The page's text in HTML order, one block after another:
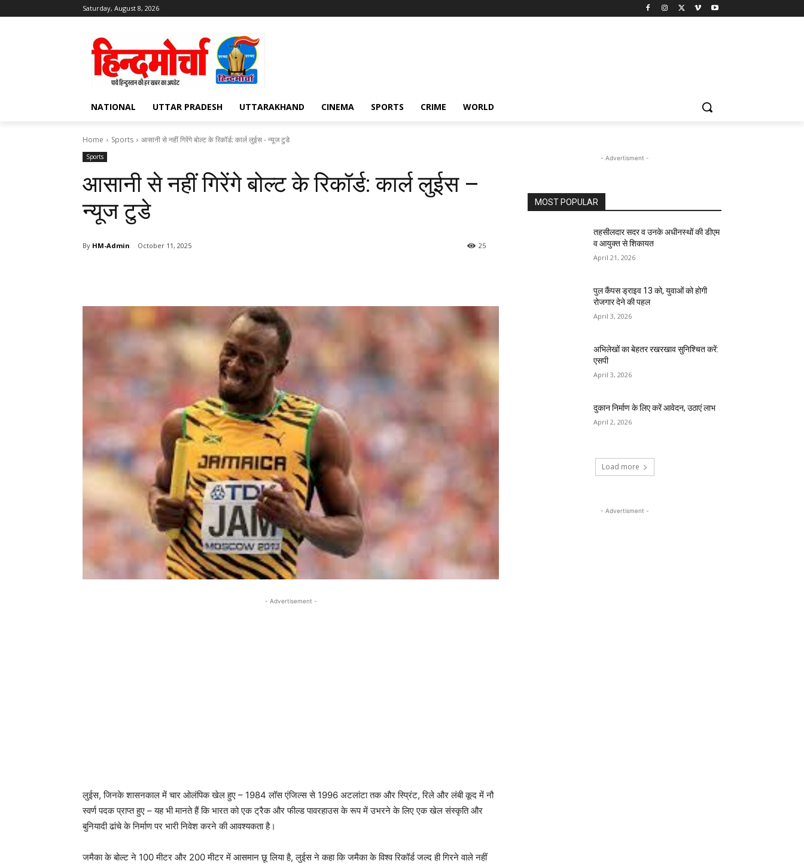
Saturday, August 8, 2026
NATIONAL UTTAR PRADESH UTTARAKHAND CINEMA SPORTS CRIME WORLD
Home Sports आसानी से नहीं गिरेंगे बोल्ट के रिकॉर्ड: कार्ल लुईस - न्यूज टुडे
Sports
आसानी से नहीं गिरेंगे बोल्ट के रिकॉर्ड: कार्ल लुईस –
न्यूज टुडे
By HM-Admin October 11, 2025 25
- Advertisement -
लुईस, जिनके शासनकाल में चार ओलंपिक खेल हुए – 1984 लॉस एंजिल्स से 1996 अटलांटा तक और स्प्रिंट, रिले और लंबी कूद में नौ
स्वर्ण पदक प्राप्त हुए – यह भी मानते हैं कि भारत को एक ट्रैक और फील्ड पावरहाउस के रूप में उभरने के लिए एक खेल संस्कृति और
बुनियादी ढांचे के निर्माण पर भारी निवेश करने की आवश्यकता है।
जमैका के बोल्ट ने 100 मीटर और 200 मीटर में आसमान छू लिया है, लुईस ने कहा कि जमैका के विश्व रिकॉर्ड जल्द ही गिरने वाले नहीं
- Advertisment -
MOST POPULAR
तहसीलदार सदर व उनके अधीनस्थों की डीएम
व आयुक्त से शिकायत
April 21, 2026
पुल कैंपस ड्राइव 13 को, युवाओं को होगी
रोजगार देने की पहल
April 3, 2026
अभिलेखों का बेहतर रखरखाव सुनिश्चित करें:
एसपी
April 3, 2026
दुकान निर्माण के लिए करें आवेदन, उठाएं लाभ
April 2, 2026
Load more
- Advertisment -